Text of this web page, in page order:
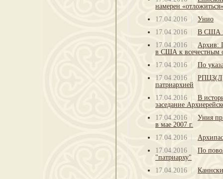
намерен
17.04.2016
Унио
17.04.2016
В США
17.04.2016
Архив:
в США к всечестным
17.04.2016
По
17.04.2016
РПЦЗ(Л)
патриархией
17.04.2016
В
заседание
17.04.2016
Уния
в мае 2007 г.
17.04.2016
17.04.2016
По
"патриарху"
17.04.2016